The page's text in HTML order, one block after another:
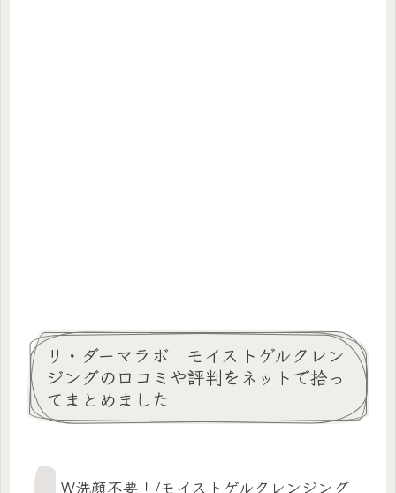
リ・ダーマラボ モイストゲルクレン
ジングの口コミや評判をネットで拾っ
てまとめました
W洗顔不要！/モイストゲルクレンジング